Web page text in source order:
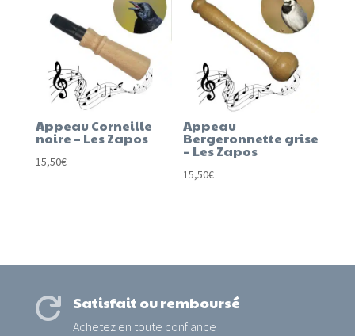
Appeau Corneille
noire – Les Zapos
15,50€
Appeau
Bergeronnette grise
– Les Zapos
15,50€
 Satisfait ou remboursé
Achetez en toute confiance